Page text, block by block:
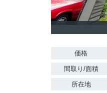
価格
間取り/面積
所在地